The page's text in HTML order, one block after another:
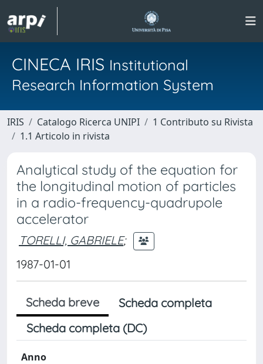
CINECA IRIS Institutional
Research Information System
IRIS Catalogo Ricerca UNIPI
1 Contributo su Rivista
1.1 Articolo in rivista
Analytical study of the equation for
the longitudinal motion of particles
in a radio-frequency-quadrupole
accelerator
TORELLI, GABRIELE;
1987-01-01
Scheda breve
Scheda completa
Scheda completa (DC)
Anno